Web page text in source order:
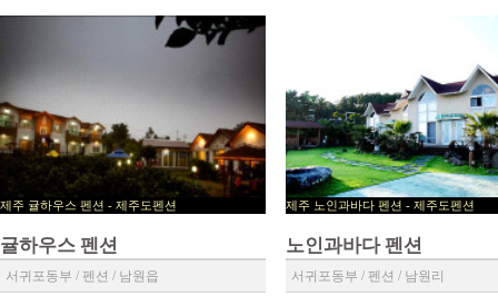
제주 귤하우스 펜션 - 제주도펜션
귤하우스 펜션
서귀포동부 / 펜션 / 남원읍
제주 노인과바다 펜션 - 제
노인과바다 펜션
서귀포동부 / 펜션 / 남원리